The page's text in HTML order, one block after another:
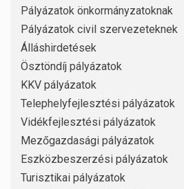
Pályázatok önkormányzatoknak
Pályázatok civil szervezeteknek
Álláshirdetések
Ösztöndíj pályázatok
KKV pályázatok
Telephelyfejlesztési pályázatok
Vidékfejlesztési pályázatok
Mezőgazdasági pályázatok
Eszközbeszerzési pályázatok
Turisztikai pályázatok